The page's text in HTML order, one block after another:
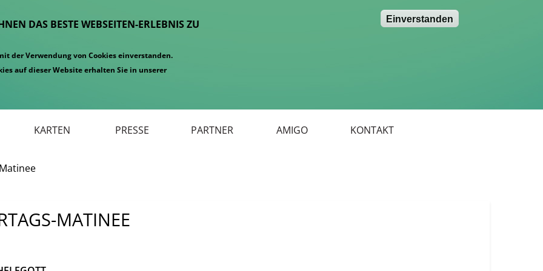
DAS BESTE WEBSEITEN-ERLEBNIS ZU
der Verwendung von Cookies einverstanden.
auf dieser Website erhalten Sie in unserer
Einverstanden
KARTEN PRESSE PARTNER AMIGO KONTAKT
MATINEE